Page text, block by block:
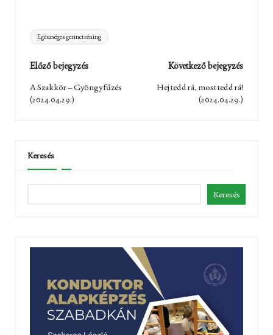
Tags:
Egészséges gerinctréning
Post
navigation
Előző bejegyzés
A Szakkör – Gyöngyfűzés
(2024.04.29.)
Következő bejegyzés
Hej tedd rá, most tedd rá!
(2024.04.29.)
Keresés
Keresés